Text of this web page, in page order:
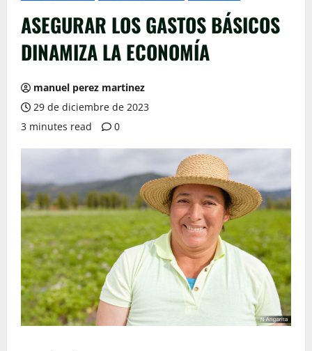
ASEGURAR LOS GASTOS BÁSICOS
DINAMIZA LA ECONOMÍA
manuel perez martinez
29 de diciembre de 2023
3 minutes read
0